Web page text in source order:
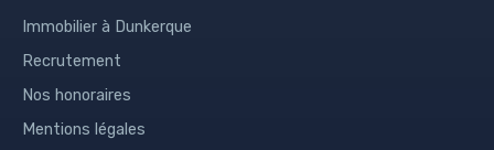
Immobilier à Dunkerque
Recrutement
Nos honoraires
Mentions légales